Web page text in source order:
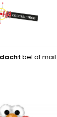
bel of